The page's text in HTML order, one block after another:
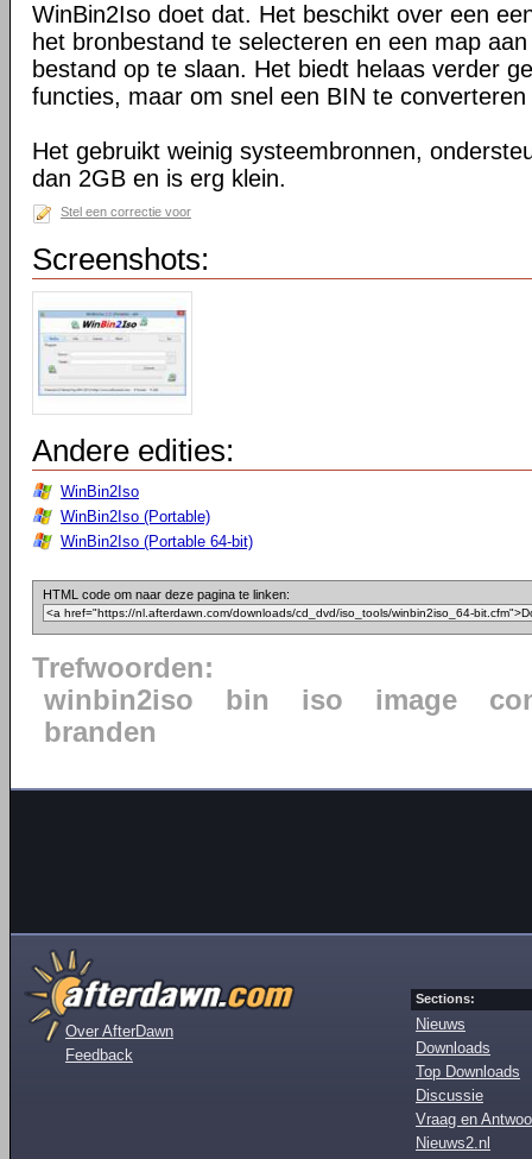
WinBin2Iso doet dat. Het beschikt over een
het bronbestand te selecteren en een map
bestand op te slaan. Het biedt helaas verder
functies, maar om snel een BIN te
Het gebruikt weinig systeembronnen,
dan 2GB en is erg klein.
Stel een correctie voor
Screenshots:
Andere edities:
WinBin2Iso
WinBin2Iso (Portable)
WinBin2Iso (Portable 64-bit)
HTML code om naar deze pagina te linken:
Trefwoorden:
winbin2iso
bin iso image
branden
Over AfterDawn
Feedback
Sections:
Nieuws
Downloads
Top Downloads
Discussie
Vraag en
Nieuws2.nl